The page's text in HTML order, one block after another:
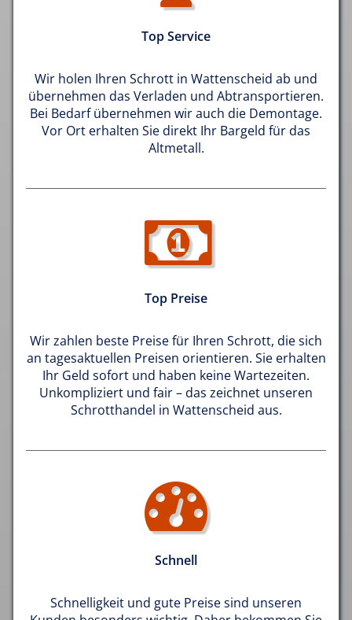
Top Service
Wir holen Ihren Schrott in Wattenscheid ab und
übernehmen das Verladen und Abtransportieren.
Bei Bedarf übernehmen wir auch die Demontage.
Vor Ort erhalten Sie direkt Ihr Bargeld für das
Altmetall.
Top Preise
Wir zahlen beste Preise für Ihren Schrott, die sich
an tagesaktuellen Preisen orientieren. Sie erhalten
Ihr Geld sofort und haben keine Wartezeiten.
Unkompliziert und fair – das zeichnet unseren
Schrotthandel in Wattenscheid aus.
Schnell
Schnelligkeit und gute Preise sind unseren